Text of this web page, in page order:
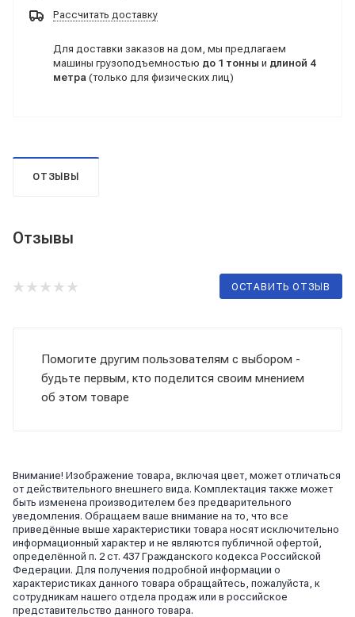
Рассчитать доставку
Для доставки заказов на дом, мы предлагаем
машины грузоподъемностью до 1 тонны и длиной 4
метра (только для физических лиц)
ОТЗЫВЫ
Отзывы
ОСТАВИТЬ ОТЗЫВ
Помогите другим пользователям с выбором -
будьте первым, кто поделится своим мнением
об этом товаре
Внимание! Изображение товара, включая цвет, может отличаться
от действительного внешнего вида. Комплектация также может
быть изменена производителем без предварительного
уведомления. Обращаем ваше внимание на то, что все
приведённые выше характеристики товара носят исключительно
информационный характер и не являются публичной офертой,
определённой п. 2 ст. 437 Гражданского кодекса Российской
Федерации. Для получения подробной информации о
характеристиках данного товара обращайтесь, пожалуйста, к
сотрудникам нашего отдела продаж или в российское
представительство данного товара.